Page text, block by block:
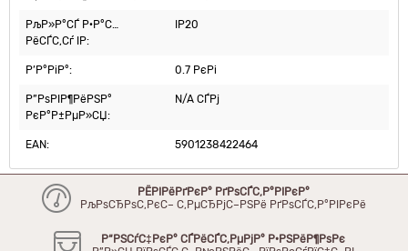
РљР»Р°СЃ Р·Р°С…
РёСЃС‚Сѓ IP:
IP20
Р’Р°РіР°: 0.7 РєРі
Р”РѕРІР¶РёРЅР°
РєР°Р±РµР»СЏ:
N/A СЃРј
EAN: 5901238422464
РЁРІРёРґРєР° РґРѕСЃС‚Р°РІРєР°
РљРѕСЂРѕС‚РєС– С‚РµСЂРјС–РЅРё РґРѕСЃС‚Р°РІРєРё
Р“РЅСѓС‡РєР° СЃРёСЃС‚РµРјР° Р·РЅРёР¶РѕРє